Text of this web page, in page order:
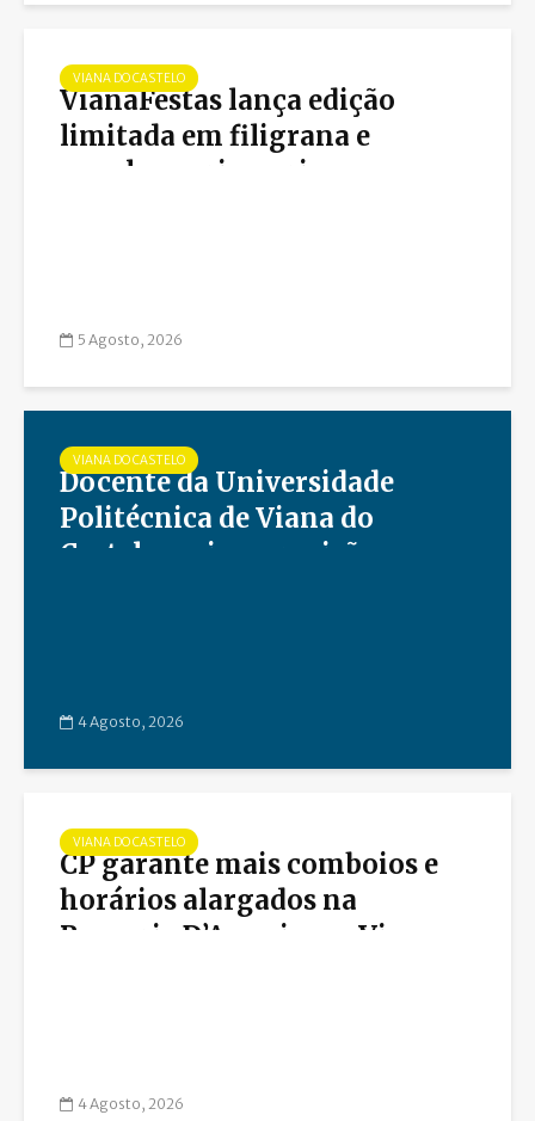
VIANA DO CASTELO
VianaFestas lança edição
limitada em filigrana e
envolve ourivesarias na
5 Agosto, 2026
VIANA DO CASTELO
Docente da Universidade
Politécnica de Viana do
Castelo assina a revisão
4 Agosto, 2026
VIANA DO CASTELO
CP garante mais comboios e
horários alargados na
Romaria D’Agonia em Viana
4 Agosto, 2026